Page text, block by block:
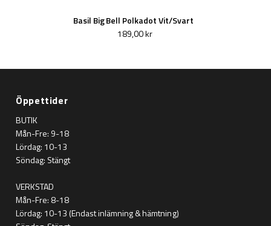
Basil Big Bell Polkadot Vit/Svart
189,00 kr
Öppettider
BUTIK
Mån-Fre: 9-18
Lördag: 10-13
Söndag: Stängt
VERKSTAD
Mån-Fre: 8-18
Lördag: 10-13 (Endast inlämning & hämtning)